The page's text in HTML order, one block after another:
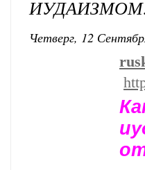
Четверг, 12